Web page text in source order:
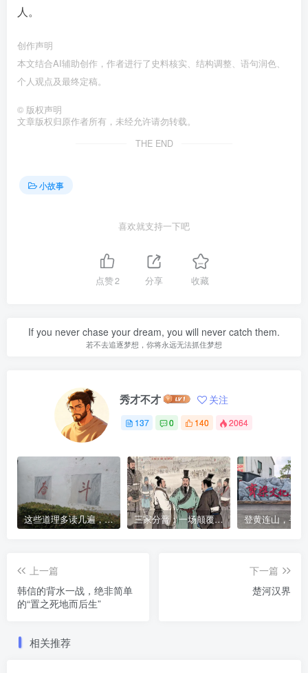
人。󠄹󠅀󠄪󠄢󠄡󠄦󠄞󠄧󠄣󠄞󠄢󠄡󠄦󠄞󠄡󠄨󠄧󠅬󠅅󠅃󠄵󠅂󠄪󠅗󠅥󠅕󠅣󠅤󠅬󠅄󠄹󠄽󠄵󠄪󠄢󠄠󠄢󠄦󠄝󠄠󠄨󠄝󠄠󠄩󠄐󠄠󠄨󠄪󠄢󠄣󠄪󠄠󠄡󠅬󠅨󠅙󠅑󠅟󠅗󠅒󠄞󠅓󠅟󠅝󠄐󠇕󠆠󠅿󠇖󠆄󠆩󠇕󠅿󠆈󠇗󠆭󠆁󠄐󠇗󠅹󠅸󠇖󠆍󠅳󠇖󠅹󠅰󠇖󠆌󠅹
创作声明
本文结合AI辅助创作，作者进行了史料核实、结构调整、语句润色、
个人观点及最终定稿。󠄹󠅀󠄪󠄢󠄡󠄦󠄞󠄧󠄣󠄞󠄢󠄡󠄦󠄞󠄡󠄨󠄧󠅬󠅅󠅃󠄵󠅂󠄪󠅗󠅥󠅕󠅣󠅤󠅬󠅄󠄹󠄽󠄵󠄪󠄢󠄠󠄢󠄦󠄝󠄠󠄨󠄝󠄠󠄩󠄐󠄠󠄨󠄪󠄢󠄣󠄪󠄠󠄡󠅬󠅨󠅙󠅑󠅟󠅗󠅒󠄞󠅓󠅟󠅝󠄐󠇕󠆠󠅿󠇖󠆄󠆩󠇕󠅿󠆈󠇗󠆭󠆁󠄐󠇗󠅹󠅸󠇖󠆍󠅳󠇖󠅹󠅰󠇖󠆌󠅹
© 版权声明
文章版权归原作者所有，未经允许请勿转载。
THE END
小故事
喜欢就支持一下吧
点赞2 分享 收藏
If you never chase your dream, you will never catch them.
若不去追逐梦想，你将永远无法抓住梦想
秀才不才 关注
137 0 140 2064
这些道理多读几遍，凡事豁然开朗 三家分晋：一场颠覆宗法秩序的千年变局
上一篇
韩信的背水一战，绝非简单
的“置之死地而后生”
下一篇
楚河汉界
相关推荐